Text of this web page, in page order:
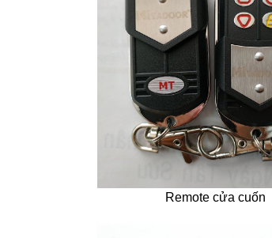
Remote cửa cuốn